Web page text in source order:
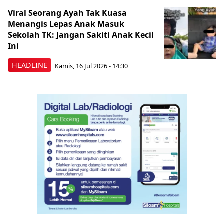
HEADLINE
Viral Seorang Ayah Tak Kuasa
Menangis Lepas Anak Masuk
Sekolah TK: Jangan Sakiti Anak Kecil
Ini
Kamis, 16 Jul 2026 - 14:30